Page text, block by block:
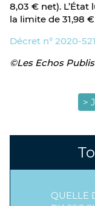
8,03 € net).
la limite de 31,98 €
Décret n° 2020-
©Les Echos
>
QUELLE